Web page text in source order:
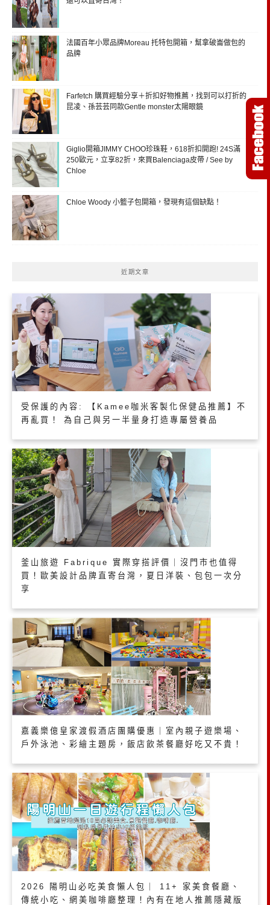
法國百年小眾品牌Moreau 托特包開箱，幫拿破崙做包的
品牌
Farfetch 購買經驗分享＋折扣好物推薦，找到可以打折的
昆凌、孫芸芸同款Gentle monster太陽眼鏡
Giglio開箱JIMMY CHOO珍珠鞋，618折扣開跑! 24S滿
250歐元，立享82折，來買Balenciaga皮帶 / See by
Chloe
Chloe Woody 小籃子包開箱，發現有這個缺點！
近期文章
受保護的內容: 【Kamee咖米客製化保健品推薦】不
再亂買！ 為自己與另一半量身打造專屬營養品
釜山旅遊 Fabrique 實際穿搭評價｜沒門市也值得
買！歐美設計品牌直寄台灣，夏日洋裝、包包一次分
享
嘉義樂億皇家渡假酒店團購優惠｜室內親子遊樂場、
戶外泳池、彩繪主題房，飯店飲茶餐廳好吃又不貴！
2026 陽明山必吃美食懶人包｜ 11+ 家美食餐廳、
傳統小吃、網美咖啡廳整理！內有在地人推薦隱藏版